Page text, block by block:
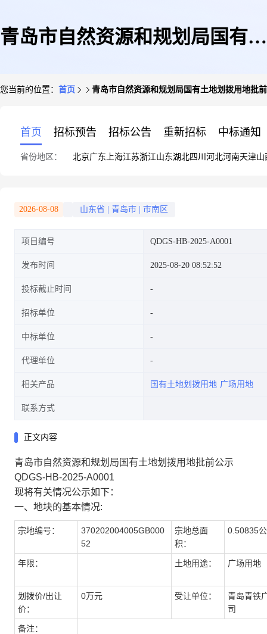
青岛市自然资源和规划局国有土
您当前的位置： 首页 青岛市自然资源和规划局国有土地划拨用地批
首页 招标预告 招标公告 重新招标 中标通知
省份地区： 北京广东 上海江苏浙江山东湖北四川 河北河南天津山
2026-08-08 山东省 青岛市 市南区
项目编号 QDGS-HB-2025-A0001
发布时间 2025-08-20 08:52:52
投标截止时间
招标单位
中标单位
代理单位
相关产品 国有土地划拨用地 广场用地
联系方式
正文内容
青岛市自然资源和规划局国有土地划拨用地批前公示
QDGS-HB-2025-A0001
现将有关情况公示如下：
一、地块的基本情况:
宗地编号：
370202004005GB000
52
宗地总面
积：
0.50835
年限： 土地用途： 广场用地
划拨价/出让
价：
0万元 受让单位：
青岛青铁
司
备注：